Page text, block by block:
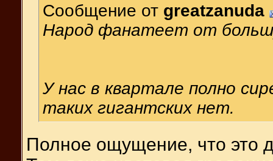
Сообщение от greatzanuda
Народ фанатеет от
У нас в квартале полно
таких гигантских нет.
Полное ощущение, что это